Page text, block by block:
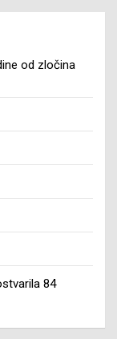
od zločina
84